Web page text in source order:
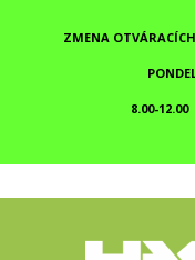
ZMENA
8.00-